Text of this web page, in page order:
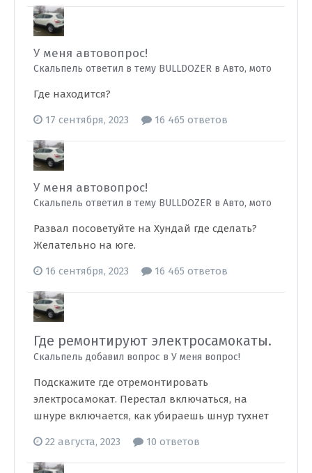
У меня автовопрос!
Скальпель ответил в тему BULLDOZER в Авто, мото
Где находится?
17 сентября, 2023 16 465 ответов
У меня автовопрос!
Скальпель ответил в тему BULLDOZER в Авто, мото
Развал посоветуйте на Хундай где сделать?
Желательно на юге.
16 сентября, 2023 16 465 ответов
Где ремонтируют электросамокаты.
Скальпель добавил вопрос в У меня вопрос!
Подскажите где отремонтировать
электросамокат. Перестал включаться, на
шнуре включается, как убираешь шнур тухнет
22 августа, 2023 10 ответов